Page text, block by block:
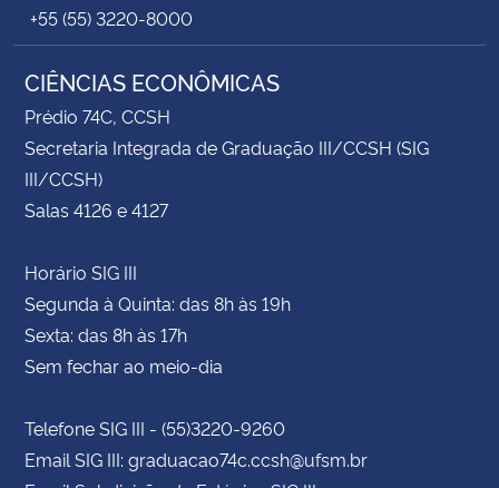
+55 (55) 3220-8000
CIÊNCIAS ECONÔMICAS
Prédio 74C, CCSH
Secretaria Integrada de Graduação III/CCSH (SIG
III/CCSH)
Salas 4126 e 4127
Horário SIG III
Segunda à Quinta: das 8h às 19h
Sexta: das 8h às 17h
Sem fechar ao meio-dia
Telefone SIG III - (55)3220-9260
Email SIG III: graduacao74c.ccsh@ufsm.br